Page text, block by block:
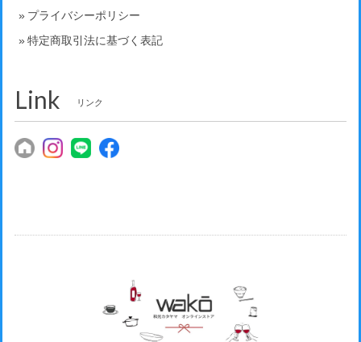
プライバシーポリシー
特定商取引法に基づく表記
Link リンク